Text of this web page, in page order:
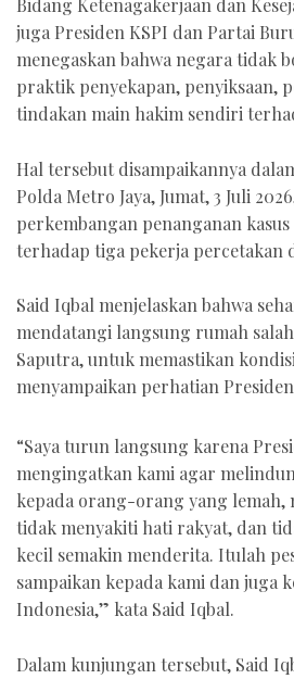
Bidang Ketenagakerjaan dan
juga Presiden KSPI dan Partai
menegaskan bahwa negara tidak
praktik penyekapan, penyiksaan,
tindakan main hakim sendiri
Hal tersebut disampaikannya
Polda Metro Jaya, Jumat, 3 Juli
perkembangan penanganan
terhadap tiga pekerja percetakan
Said Iqbal menjelaskan bahwa
mendatangi langsung rumah
Saputra, untuk memastikan
menyampaikan perhatian
“Saya turun langsung karena
mengingatkan kami agar
kepada orang-orang yang lemah,
tidak menyakiti hati rakyat, dan
kecil semakin menderita. Itulah
sampaikan kepada kami dan juga
Indonesia,” kata Said Iqbal.
Dalam kunjungan tersebut, Said